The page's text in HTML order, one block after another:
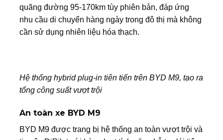
quãng đường 95-170km tùy phiên bản, đáp ứng
nhu cầu di chuyển hàng ngày trong đô thị mà không
cần sử dụng nhiên liệu hóa thạch.
Hệ thống hybrid plug-in tiên tiến trên BYD M9, tạo ra
tổng công suất vượt trội
An toàn xe BYD M9
BYD M9 được trang bị hệ thống an toàn vượt trội và